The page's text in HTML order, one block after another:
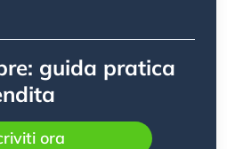
guida pratica
ora